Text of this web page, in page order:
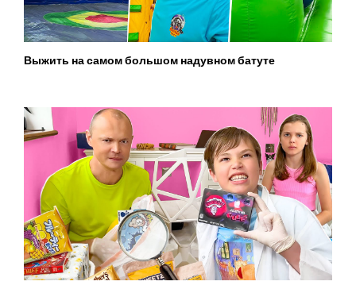
Выжить на самом большом надувном батуте